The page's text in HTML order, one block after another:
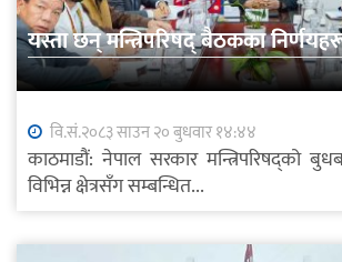
यस्ता छन् मन्त्रिपरिषद् बैठकका
वि.सं.२०८३ साउन २० बुधवार १४:४४
काठमाडौं: नेपाल सरकार मन्त्रिपरिषद्को
विभिन्न क्षेत्रसँग सम्बन्धित...